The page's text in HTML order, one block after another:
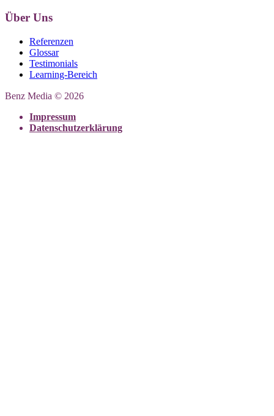
Über Uns
Referenzen
Glossar
Testimonials
Learning-Bereich
Benz Media © 2026
Impressum
Datenschutzerklärung